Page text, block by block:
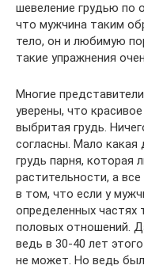
шевеление грудью по
что мужчина таким
тело, он и любимую
такие упражнения
Многие
уверены, что
выбритая грудь.
согласны. Мало какая
грудь парня, которая
растительности, а
в том, что если у
определенных частях
половых отношений.
ведь в 30-40 лет
не может. Но ведь